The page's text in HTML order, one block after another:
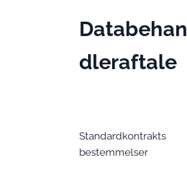
Databehan
dleraftale
Standardkontrakts
bestemmelser